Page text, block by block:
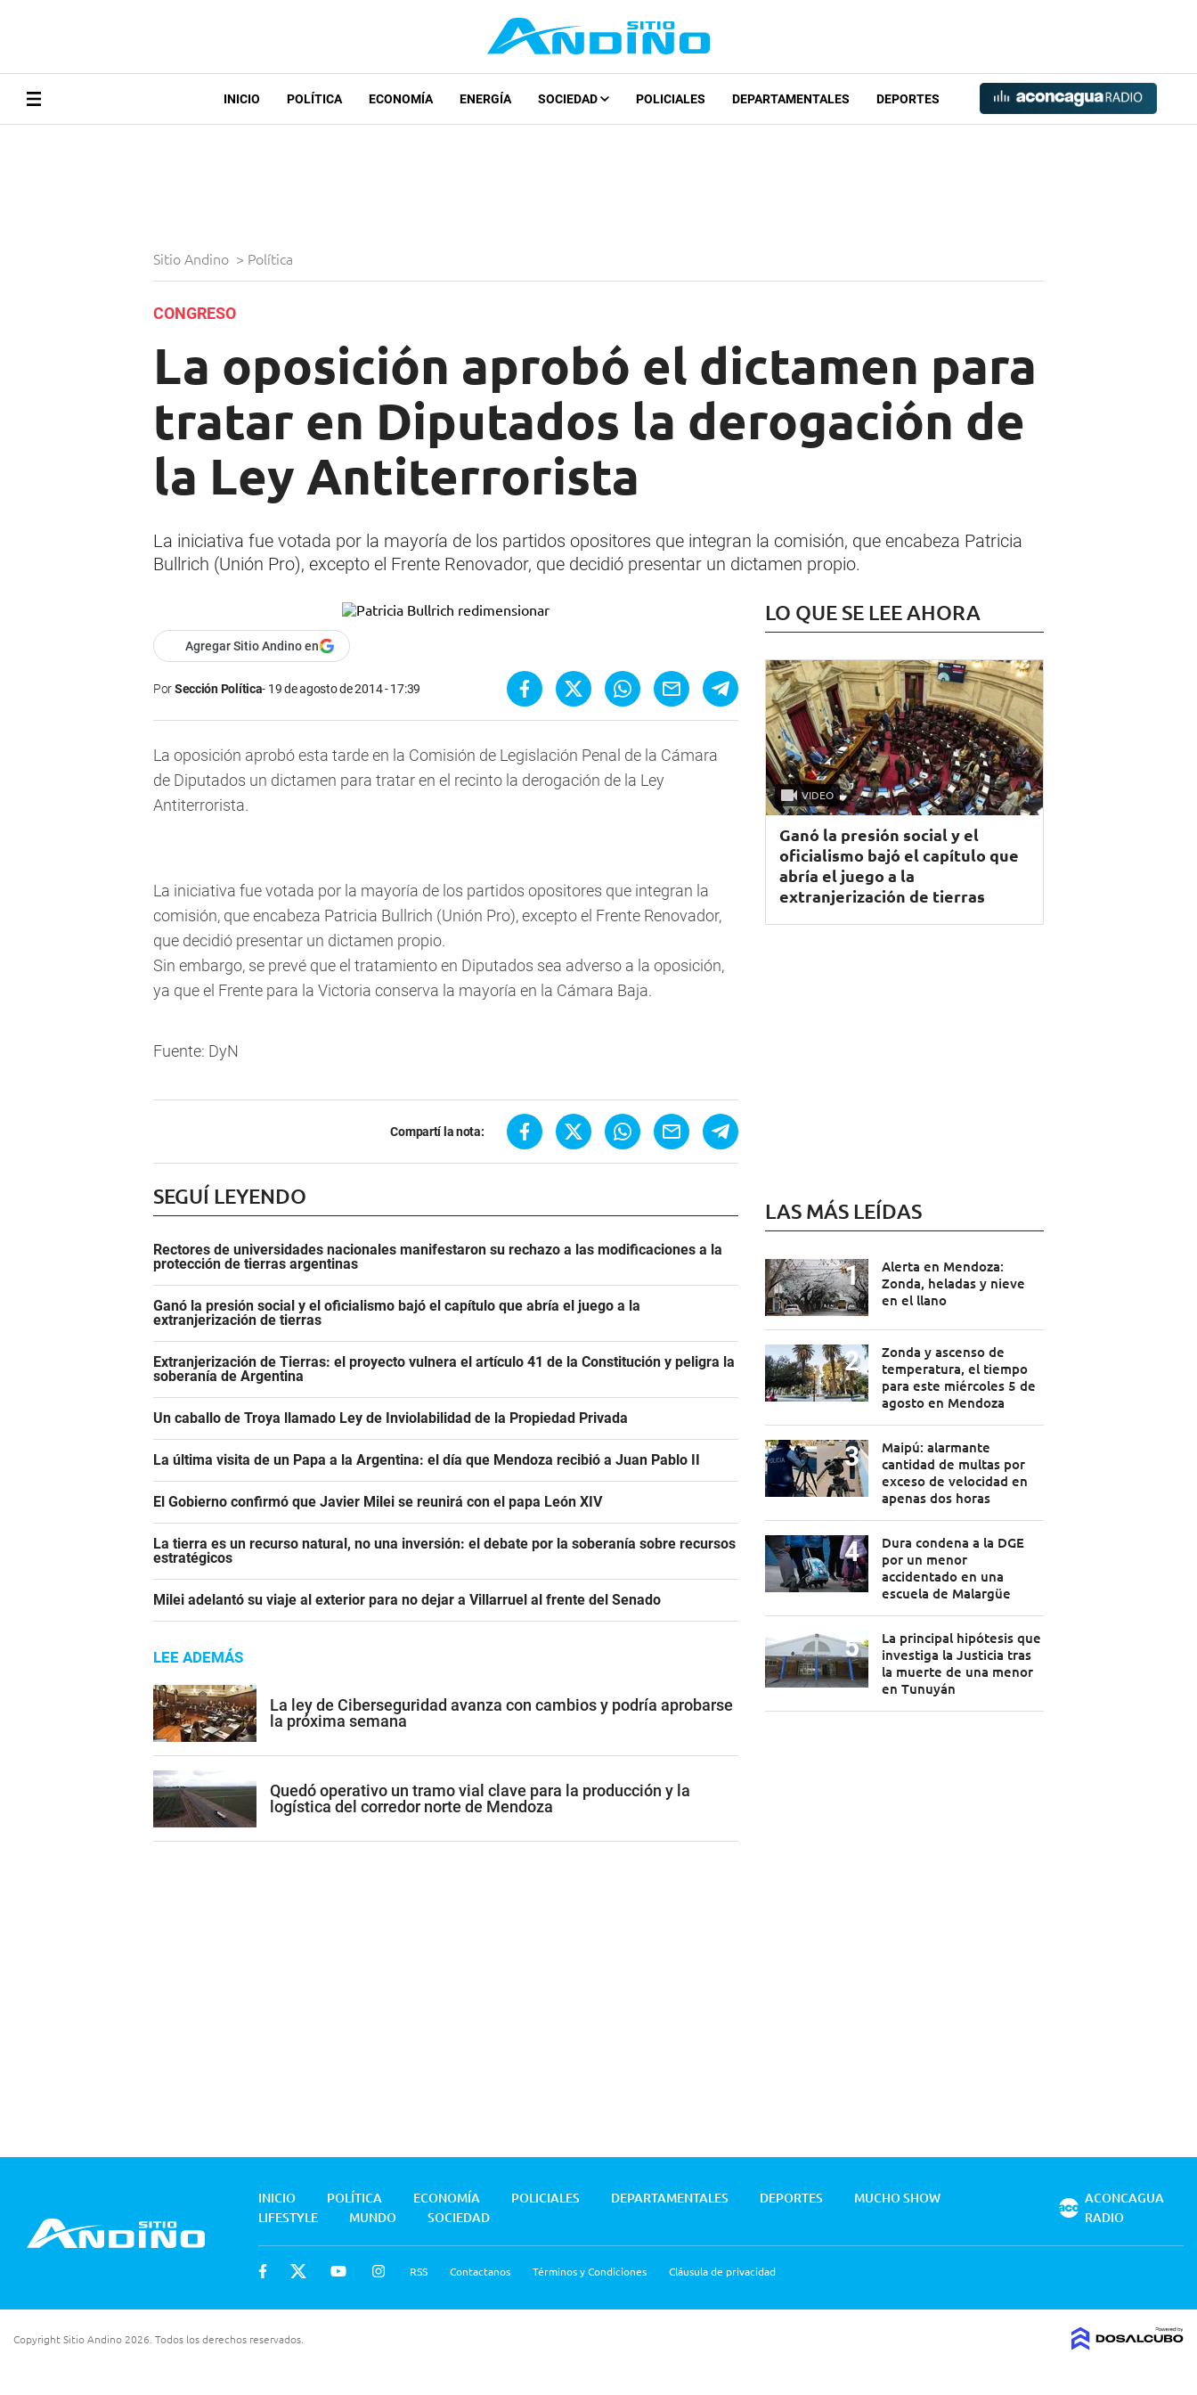
INICIO POLÍTICA ECONOMÍA ENERGÍA SOCIEDAD POLICIALES DEPARTAMENTALES DEPORTES
Sitio Andino > Política
CONGRESO
La oposición aprobó el dictamen para
tratar en Diputados la derogación de
la Ley Antiterrorista
La iniciativa fue votada por la mayoría de los partidos opositores que integran la comisión, que encabeza Patricia
Bullrich (Unión Pro), excepto el Frente Renovador, que decidió presentar un dictamen propio.
Agregar Sitio Andino en
PorSección Política 19 de agosto de 2014 - 17:39
La oposición aprobó esta tarde en la Comisión de Legislación Penal de la Cámara
de Diputados un dictamen para tratar en el recinto la derogación de la Ley
Antiterrorista.
La iniciativa fue votada por la mayoría de los partidos opositores que integran la
comisión, que encabeza Patricia Bullrich (Unión Pro), excepto el Frente Renovador,
que decidió presentar un dictamen propio.
Sin embargo, se prevé que el tratamiento en Diputados sea adverso a la oposición,
ya que el Frente para la Victoria conserva la mayoría en la Cámara Baja.
Fuente: DyN
Compartí la nota:
SEGUÍ LEYENDO
Rectores de universidades nacionales manifestaron su rechazo a las modificaciones a la
protección de tierras argentinas
Ganó la presión social y el oficialismo bajó el capítulo que abría el juego a la
extranjerización de tierras
Extranjerización de Tierras: el proyecto vulnera el artículo 41 de la Constitución y peligra la
soberanía de Argentina
Un caballo de Troya llamado Ley de Inviolabilidad de la Propiedad Privada
La última visita de un Papa a la Argentina: el día que Mendoza recibió a Juan Pablo II
El Gobierno confirmó que Javier Milei se reunirá con el papa León XIV
La tierra es un recurso natural, no una inversión: el debate por la soberanía sobre recursos
estratégicos
Milei adelantó su viaje al exterior para no dejar a Villarruel al frente del Senado
LEE ADEMÁS
La ley de Ciberseguridad avanza con cambios y podría aprobarse
la próxima semana
Quedó operativo un tramo vial clave para la producción y la
logística del corredor norte de Mendoza
LO QUE SE LEE AHORA
VIDEO
Ganó la presión social y el
oficialismo bajó el capítulo que
abría el juego a la
extranjerización de tierras
LAS MÁS LEÍDAS
Alerta en Mendoza:
Zonda, heladas y nieve
en el llano
Zonda y ascenso de
temperatura, el tiempo
para este miércoles 5 de
agosto en Mendoza
Maipú: alarmante
cantidad de multas por
exceso de velocidad en
apenas dos horas
Dura condena a la DGE
por un menor
accidentado en una
escuela de Malargüe
La principal hipótesis que
investiga la Justicia tras
la muerte de una menor
en Tunuyán
INICIO POLÍTICA ECONOMÍA POLICIALES DEPARTAMENTALES DEPORTES
MUCHO SHOW
LIFESTYLE
MUNDO SOCIEDAD
RSS Contactanos Términos y Condiciones Cláusula de privacidad
ACONCAGUA
RADIO
Copyright Sitio Andino 2026. Todos los derechos reservados.